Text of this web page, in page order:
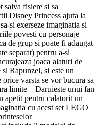
fisiere si sa
Disney Princess ajuta la
si exerseze imaginatia si
povesti cu personaje
de grup si poate fi adaugat
separat) pentru a-si
joaca alaturi de
Rapunzel, si este un
varsta se vor bucura sa
limite – Daruieste unui fan
apetit pentru calatorit un
cu acest set LEGO